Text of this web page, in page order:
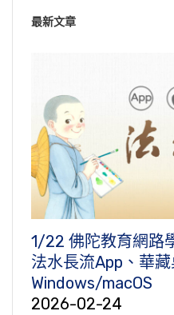
最新文章
1/22 佛陀教育網路
法水長流App、華
Windows/macOS
2026-02-24